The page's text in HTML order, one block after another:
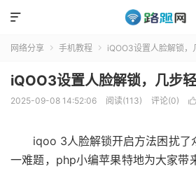

网络分享  手机教程  iQOO3设置人脸解锁，
iQOO3设置人脸解锁，几步
2025-09-08 14:52:06 阅读(113) 评论(0) 
iqoo 3人脸解锁开启方法困扰了
一难题，php小编苹果特地为大家带